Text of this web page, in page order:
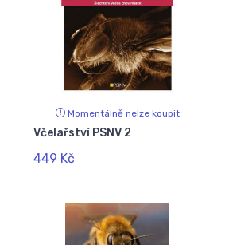
Momentálně nelze koupit
Včelařství PSNV 2
449 Kč